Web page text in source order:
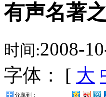
有声名著
时间:2008-
字体： [ 大
分享到：